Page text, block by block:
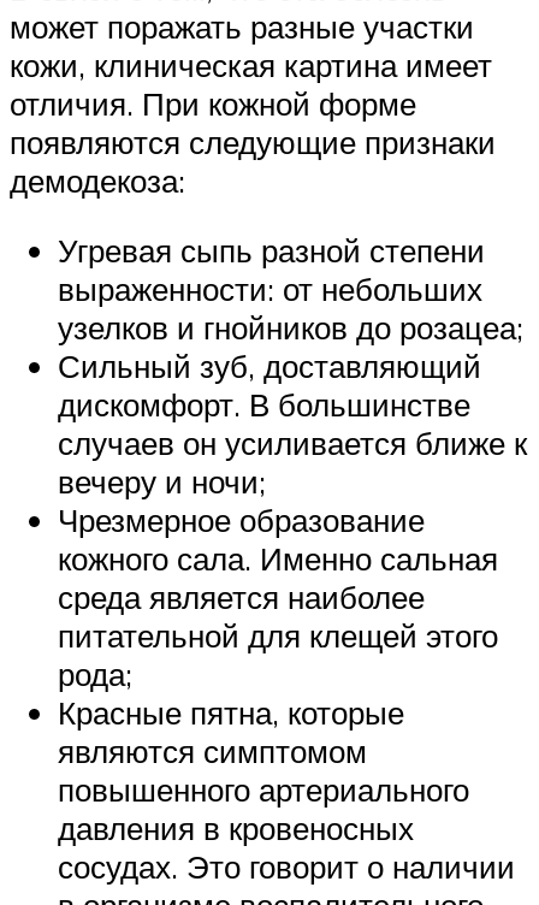
может поражать разные участки
кожи, клиническая картина имеет
отличия. При кожной форме
появляются следующие признаки
демодекоза:
Угревая сыпь разной степени
выраженности: от небольших
узелков и гнойников до розацеа;
Сильный зуб, доставляющий
дискомфорт. В большинстве
случаев он усиливается ближе к
вечеру и ночи;
Чрезмерное образование
кожного сала. Именно сальная
среда является наиболее
питательной для клещей этого
рода;
Красные пятна, которые
являются симптомом
повышенного артериального
давления в кровеносных
сосудах. Это говорит о наличии